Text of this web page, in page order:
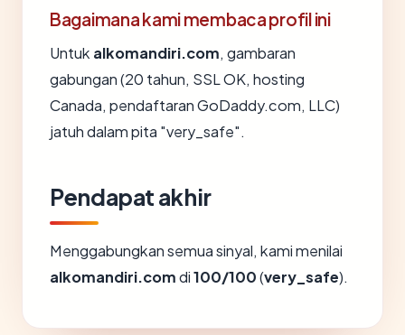
Bagaimana kami membaca profil ini
Untuk alkomandiri.com, gambaran
gabungan (20 tahun, SSL OK, hosting
Canada, pendaftaran GoDaddy.com, LLC)
jatuh dalam pita "very_safe".
Pendapat akhir
Menggabungkan semua sinyal, kami menilai
alkomandiri.comdi100/100(very_safe).